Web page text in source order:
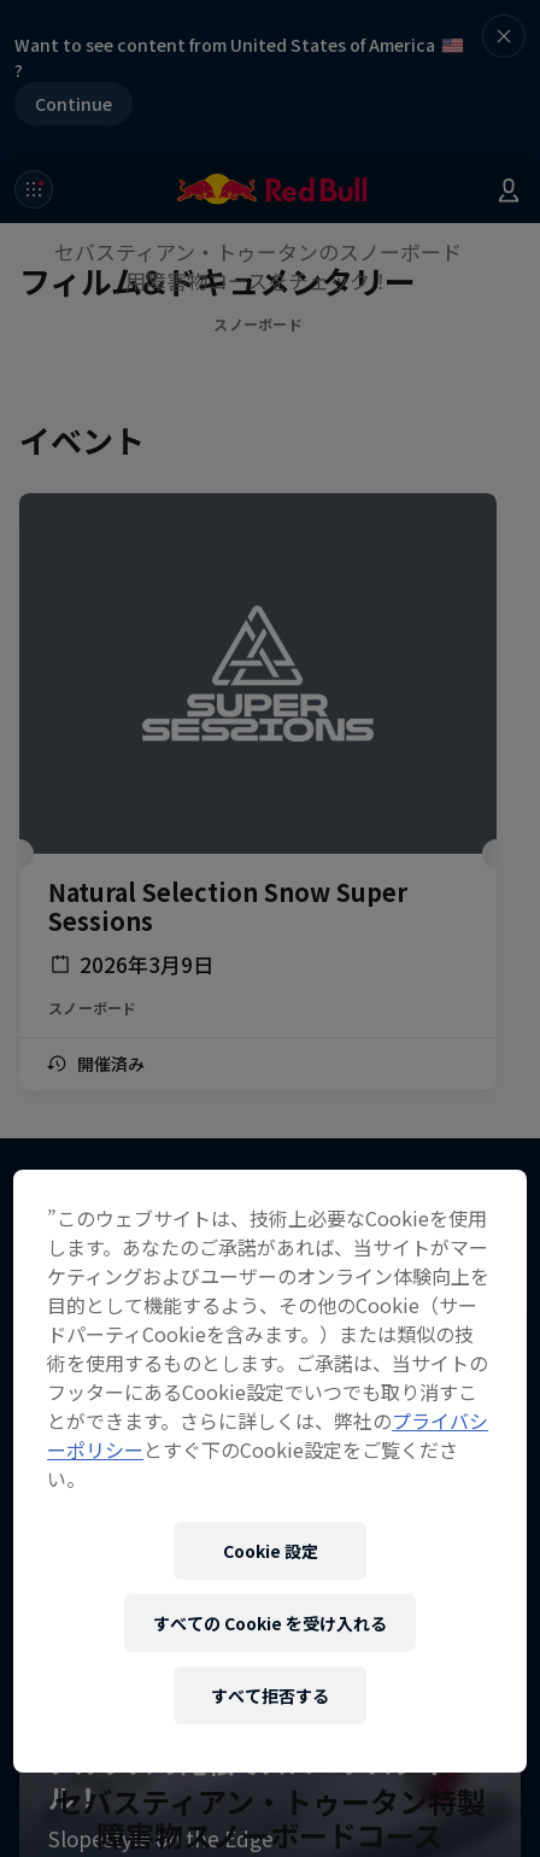
Want to see content from United States of America
?
Continue
フィルム&ドキュメンタリー
セバスティアン・トゥータン特
製障害物スノーボードコース
セバスティアン・トゥータンのスノーボード
用障害物コースをチェック！
スノーボード
イベント
Natural Selection Snow Super
Sessions
2026年3月9日
スノーボード
開催済み
こちらもチェック！
セバスティアン・トゥータン特製
障害物スノーボードコース
”このウェブサイトは、技術上必要なCookieを使用
します。あなたのご承諾があれば、当サイトがマー
ケティングおよびユーザーのオンライン体験向上を
目的として機能するよう、その他のCookie（サー
ドパーティCookieを含みます。）または類似の技
術を使用するものとします。ご承諾は、当サイトの
フッターにあるCookie設定でいつでも取り消すこ
とができます。さらに詳しくは、弊社のプライバシ
ーポリシー とすぐ下のCookie設定をご覧くださ
い。
Cookie 設定
すべて拒否する
すべての Cookie を受け入れる